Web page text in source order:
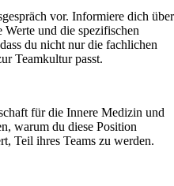
vor. Informiere dich über
und die spezifischen
du nicht nur die fachlichen
Teamkultur passt.
für die Innere Medizin und
warum du diese Position
Teil ihres Teams zu werden.